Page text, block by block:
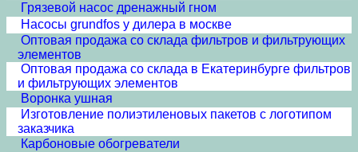
Грязевой насос дренажный гном
Насосы grundfos у дилера в москве
Оптовая продажа со склада фильтров и фильтрующих
элементов
Оптовая продажа со склада в Екатеринбурге фильтров
и фильтрующих элементов
Воронка ушная
Изготовление полиэтиленовых пакетов с логотипом
заказчика
Карбоновые обогреватели